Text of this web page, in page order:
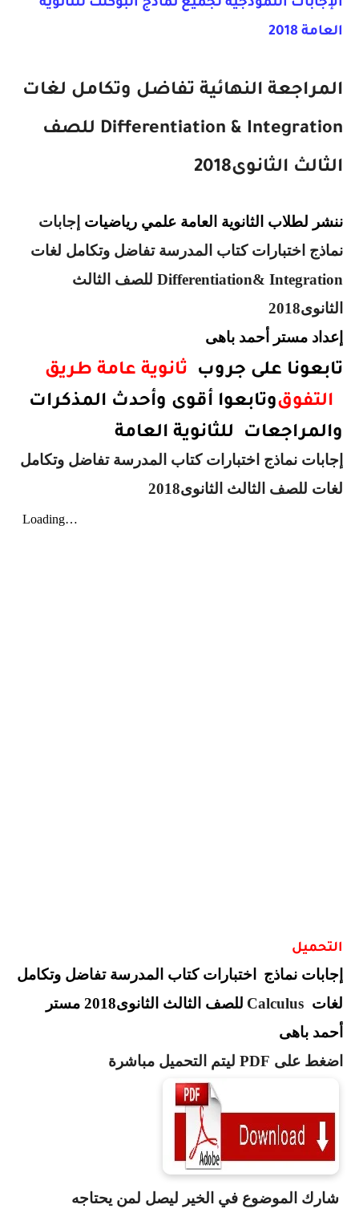
الإجابات النموذجية لجميع نماذج البوكلت للثانوية
العامة 2018
المراجعة النهائية تفاضل وتكامل لغات
Differentiation & Integration
للصف
الثالث الثانوى2018
ننشر لطلاب الثانوية العامة علمي رياضيات إجابات
نماذج اختبارات كتاب المدرسة تفاضل وتكامل لغات
Differentiation& Integration
للصف الثالث
الثانوى2018
إعداد مستر أحمد باهى
تابعونا على جروب
ثانوية عامة طريق
التفوقوتابعوا أقوى وأحدث المذكرات
والمراجعات للثانوية العامة
إجابات نماذج اختبارات كتاب المدرسة تفاضل وتكامل
لغات للصف الثالث الثانوى2018
التحميل
إجابات نماذج
اختبارات كتاب المدرسة تفاضل وتكامل
لغات Calculus
للصف الثالث الثانوى2018 مستر
أحمد باهى
اضغط على PDF ليتم التحميل مباشرة
شارك الموضوع في الخير ليصل لمن يحتاجه